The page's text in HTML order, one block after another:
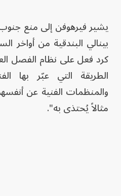
يشير فيرهوفن إلى منع
كرد فعل على نظام الفصل
الطريقة التي عبّر بها
والمنظمات الفنية عن
مثالاً يُحتذى به".